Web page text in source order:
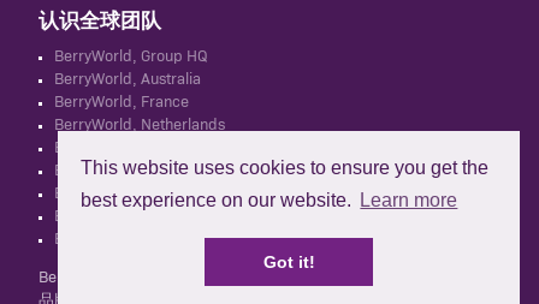
This website uses cookies to ensure you get the
best experience on our website.
Learn more
Got it!
认识全球团队
BerryWorld, Group HQ
BerryWorld, Australia
BerryWorld, France
BerryWorld, Netherlands
BerryWorld, Spain
BerryWorld, South Africa
BerryWorld, UK
BerryWorld, New Zealand
BerryWorld Asia
BerryWorld 集团控股有限公司与北美地区持有并运营 BerryWorld